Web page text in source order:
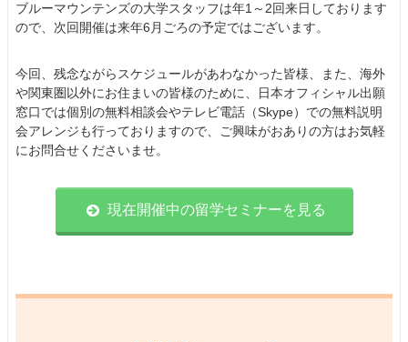
ブルーマウンテンズの大学スタッフは年1～2回来日しております
ので、次回開催は来年6月ごろの予定ではございます。
今回、残念ながらスケジュールがあわなかった皆様、また、海外
や関東圏以外にお住まいの皆様のために、日本オフィシャル出願
窓口では個別の無料相談会やテレビ電話（Skype）での無料説明
会アレンジも行っておりますので、ご興味がおありの方はお気軽
にお問合せくださいませ。
現在開催中の留学セミナーを見る